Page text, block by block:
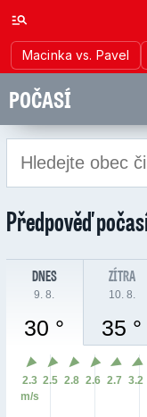
Macinka vs. Pavel
POČASÍ
Předpověď
DNES
9. 8.
30 °
ZÍTRA
10. 8.
35 °
2.3
m/s
2.5 2.8 2.6 2.7 3.2